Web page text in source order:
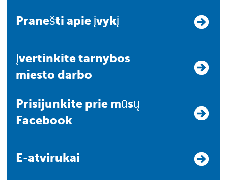
Pranešti apie įvykį
Įvertinkite tarnybos
miesto darbo
Prisijunkite prie mūsų
Facebook
E-atvirukai